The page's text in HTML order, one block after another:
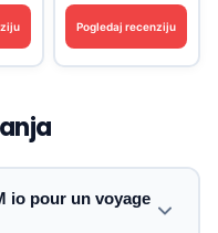
Pogledaj recenziju
io pour un voyage